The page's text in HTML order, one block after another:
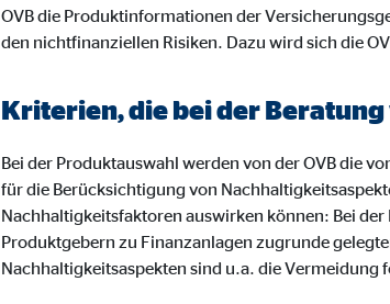
OVB die Produktinformationen der
den nichtfinanziellen Risiken. Dazu wird sich die
Kriterien, die bei der
Bei der Produktauswahl werden von der OVB die
für die Berücksichtigung von
Nachhaltigkeitsfaktoren auswirken können: Bei
Produktgebern zu Finanzanlagen zugrunde
Nachhaltigkeitsaspekten sind u.a. die